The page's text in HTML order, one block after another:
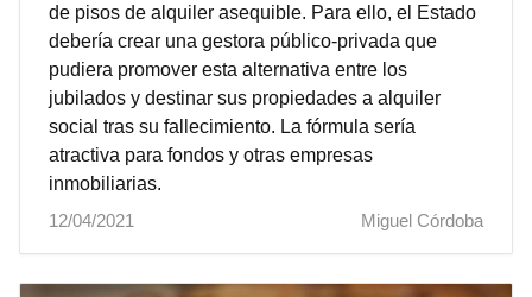
de pisos de alquiler asequible. Para ello, el Estado
debería crear una gestora público-privada que
pudiera promover esta alternativa entre los
jubilados y destinar sus propiedades a alquiler
social tras su fallecimiento. La fórmula sería
atractiva para fondos y otras empresas
inmobiliarias.
12/04/2021
Miguel Córdoba